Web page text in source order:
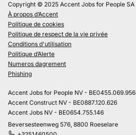
Copyright © 2025 Accent Jobs for People SA
À propos d’Accent
Politique de cookies
Politique de respect de la vie privée
Conditions d'utilisation
Politique d’Alerte
Numeros dagrement
Phishing
Accent Jobs for People NV - BE0455.069.956
Accent Construct NV - BE0887.120.626
Accent Jobs NV - BE0654.755.146
Beversesteenweg 576, 8800 Roeselare